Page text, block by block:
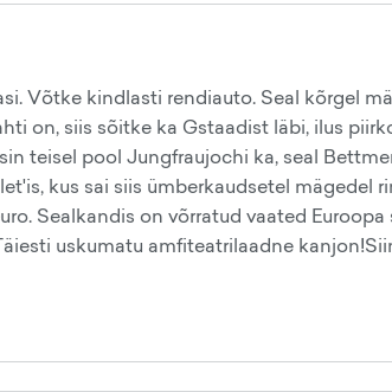
Võtke kindlasti rendiauto. Seal kõrgel
on, siis sõitke ka Gstaadist läbi, ilus
teisel pool Jungfraujochi ka, seal
kus sai siis ümberkaudsetel mägedel
Sealkandis on võrratud vaated
uskumatu amfiteatrilaadne